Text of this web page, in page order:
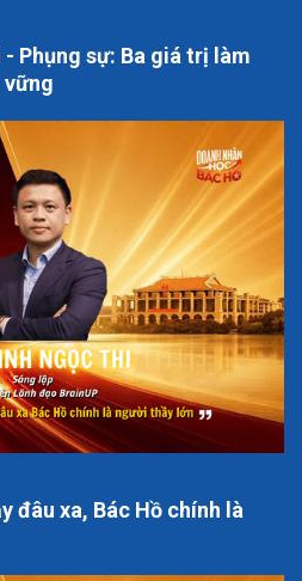
Phụng sự: Ba giá trị làm
vững
đâu xa, Bác Hồ chính là